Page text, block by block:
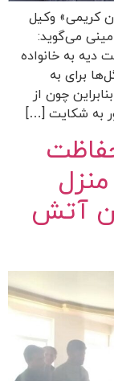
کریمی» وکیل
می‌گوید:
دیه به خانواده
برای به
چون از
به شکایت […]
آتش